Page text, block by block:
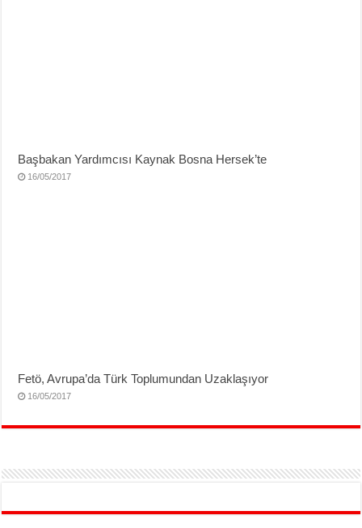
Başbakan Yardımcısı Kaynak Bosna Hersek’te
16/05/2017
Fetö, Avrupa’da Türk Toplumundan Uzaklaşıyor
16/05/2017